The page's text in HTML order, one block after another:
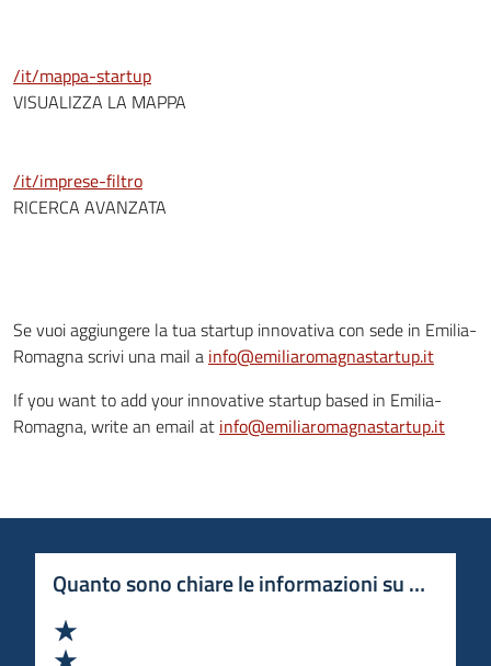
/it/mappa-startup
VISUALIZZA LA MAPPA
/it/imprese-filtro
RICERCA AVANZATA
Se vuoi aggiungere la tua startup innovativa con sede in Emilia-
Romagna scrivi una mail a info@emiliaromagnastartup.it
If you want to add your innovative startup based in Emilia-
Romagna, write an email at info@emiliaromagnastartup.it
Quanto sono chiare le informazioni su questa